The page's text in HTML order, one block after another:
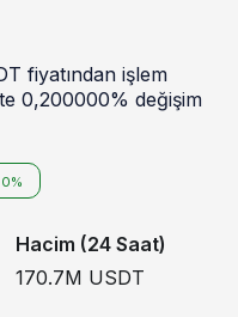
fiyatından işlem
0,200000% değişim
Hacim (24 Saat)
170.7M USDT